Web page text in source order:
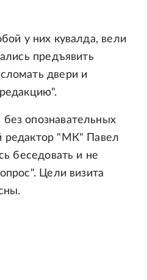
у них кувалда, вели
предъявить
двери и
опознавательных
редактор "МК" Павел
беседовать и не
Цели визита